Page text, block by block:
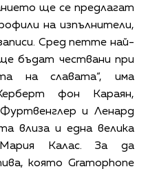
ще се предлагат
на изпълнители,
Сред петте най-
бъдат чествани при
на славата“, има
фон Караян,
и Ленард
влиза и една велика
Калас. За да
която Gramophone